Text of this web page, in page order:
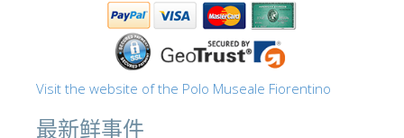
Visit the website of the Polo Museale Fiorentino
最新鲜事件